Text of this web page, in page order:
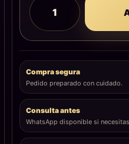
Compra segura
Pedido preparado con cuidado.
Consulta antes
WhatsApp disponible si